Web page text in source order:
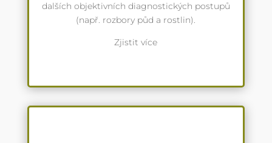
dalších objektivních diagnostických postupů
(např. rozbory půd a rostlin).
Zjistit více